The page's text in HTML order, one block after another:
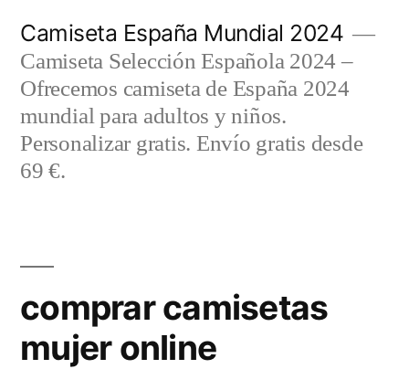
contenido
Camiseta España Mundial 2024
Camiseta Selección Española 2024 –
Ofrecemos camiseta de España 2024
mundial para adultos y niños.
Personalizar gratis. Envío gratis desde
69 €.
comprar camisetas
mujer online